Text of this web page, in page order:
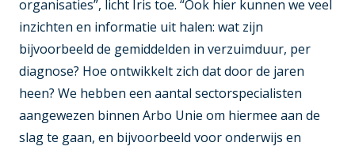
organisaties”, licht Iris toe. “Ook hier kunnen we veel
inzichten en informatie uit halen: wat zijn
bijvoorbeeld de gemiddelden in verzuimduur, per
diagnose? Hoe ontwikkelt zich dat door de jaren
heen? We hebben een aantal sectorspecialisten
aangewezen binnen Arbo Unie om hiermee aan de
slag te gaan, en bijvoorbeeld voor onderwijs en